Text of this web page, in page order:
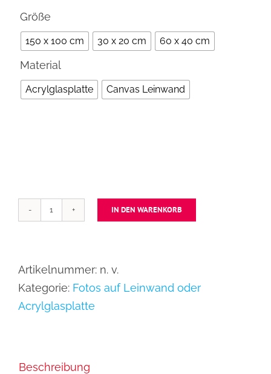
Größe
150 x 100 cm 30 x 20 cm 60 x 40 cm
Material
Acrylglasplatte Canvas Leinwand
Gasse
-
expressionistisch
Menge
IN DEN WARENKORB
Artikelnummer: n. v.
Kategorie: Fotos auf Leinwand oder
Acrylglasplatte
Beschreibung